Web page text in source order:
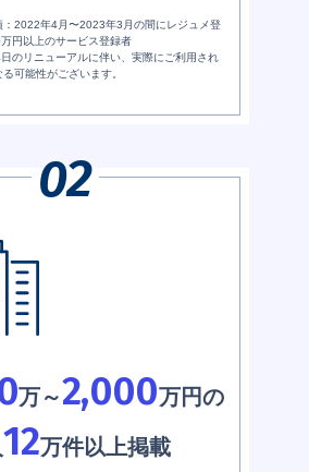
2022年4月〜2023年3月の間にレジュメ登
円以上のサービス登録者
リニューアルに伴い、実際にご利用され
可能性がございます。
万～2,000万円の
12万件以上掲載